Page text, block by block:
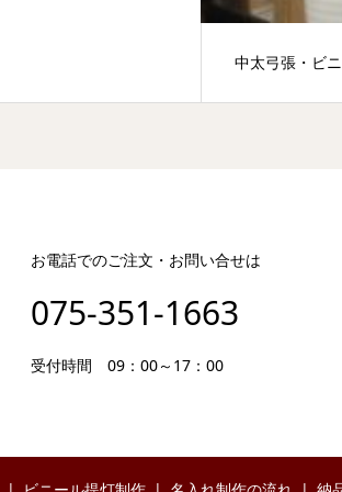
中太弓張・ビ
お電話でのご注文・お問い合せは
075-351-1663
受付時間 09：00～17：00